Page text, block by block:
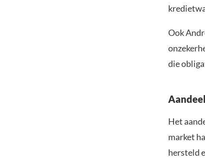
Ook
die
Het
market
hersteld